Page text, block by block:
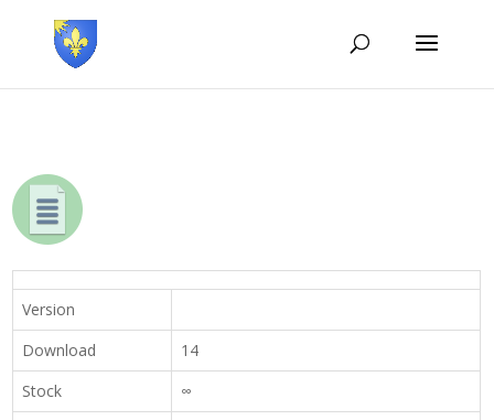
Version
Download
14
Stock
∞